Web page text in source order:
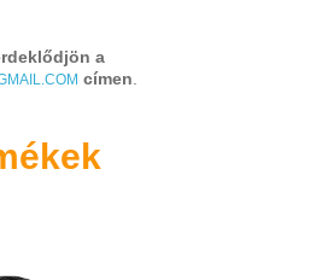
a
címen